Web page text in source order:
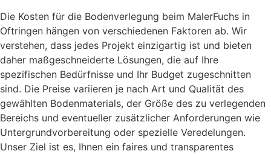
Die Kosten für die Bodenverlegung beim MalerFuchs in
Oftringen hängen von verschiedenen Faktoren ab. Wir
verstehen, dass jedes Projekt einzigartig ist und bieten
daher maßgeschneiderte Lösungen, die auf Ihre
spezifischen Bedürfnisse und Ihr Budget zugeschnitten
sind. Die Preise variieren je nach Art und Qualität des
gewählten Bodenmaterials, der Größe des zu verlegenden
Bereichs und eventueller zusätzlicher Anforderungen wie
Untergrundvorbereitung oder spezielle Veredelungen.
Unser Ziel ist es, Ihnen ein faires und transparentes